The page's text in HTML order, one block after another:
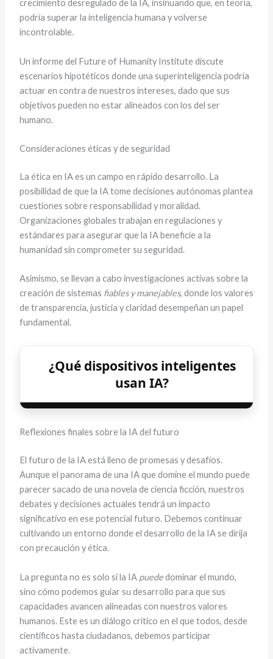
crecimiento desregulado de la IA, insinuando que, en teoría,
podría superar la inteligencia humana y volverse
incontrolable.
Un informe del Future of Humanity Institute discute
escenarios hipotéticos donde una superinteligencia podría
actuar en contra de nuestros intereses, dado que sus
objetivos pueden no estar alineados con los del ser
humano.
Consideraciones éticas y de seguridad
La ética en IA es un campo en rápido desarrollo. La
posibilidad de que la IA tome decisiones autónomas plantea
cuestiones sobre responsabilidad y moralidad.
Organizaciones globales trabajan en regulaciones y
estándares para asegurar que la IA beneficie a la
humanidad sin comprometer su seguridad.
Asimismo, se llevan a cabo investigaciones activas sobre la
creación de sistemas fiables y manejables, donde los valores
de transparencia, justicia y claridad desempeñan un papel
fundamental.
¿Qué dispositivos inteligentes
usan IA?
Reflexiones finales sobre la IA del futuro
El futuro de la IA está lleno de promesas y desafíos.
Aunque el panorama de una IA que domine el mundo puede
parecer sacado de una novela de ciencia ficción, nuestros
debates y decisiones actuales tendrá un impacto
significativo en ese potencial futuro. Debemos continuar
cultivando un entorno donde el desarrollo de la IA se dirija
con precaución y ética.
La pregunta no es solo si la IA puededominar el mundo,
sino cómo podemos guiar su desarrollo para que sus
capacidades avancen alineadas con nuestros valores
humanos. Este es un diálogo crítico en el que todos, desde
científicos hasta ciudadanos, debemos participar
activamente.